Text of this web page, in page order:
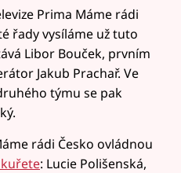
Prima Máme rádi
řady vysíláme už tuto
Libor Bouček, prvním
Jakub Prachař. Ve
týmu se pak
rádi Česko ovládnou
: Lucie Polišenská,